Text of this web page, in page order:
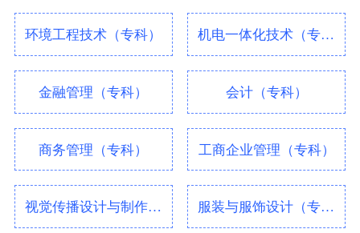
环境工程技术（专科） 机电一体化技术（专科）
金融管理（专科） 会计（专科）
商务管理（专科） 工商企业管理（专科）
视觉传播设计与制作（专科） 服装与服饰设计（专科）